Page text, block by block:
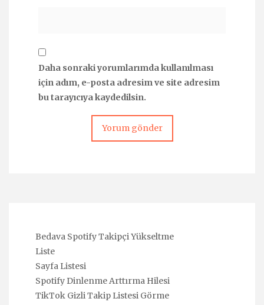
Daha sonraki yorumlarımda kullanılması
için adım, e-posta adresim ve site adresim
bu tarayıcıya kaydedilsin.
Bedava Spotify Takipçi Yükseltme
Liste
Sayfa Listesi
Spotify Dinlenme Arttırma Hilesi
TikTok Gizli Takip Listesi Görme